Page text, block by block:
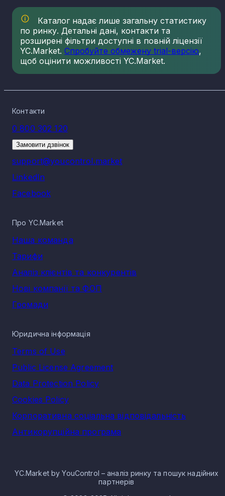
Каталог надає лише загальну статистику
по ринку. Детальні дані, контакти та
розширені фільтри доступні в повній ліцензії
YC.Market. Спробуйте обмежену trial-версію,
щоб оцінити можливості YC.Market.
Контакти
0 800 302 120
Замовити дзвінок
support@youcontrol.market
LinkedIn
Facebook
Про YC.Market
Наша команда
Тарифи
Аналіз клієнтів та конкурентів
Нові компанії та ФОП
Громади
Юридична інформація
Terms of Use
Public License Agreement
Data Protection Policy
Cookies Policy
Корпоративна соціальна відповідальність
Антикорупційна програма
YC.Market by YouControl – аналіз ринку та пошук надійних
партнерів